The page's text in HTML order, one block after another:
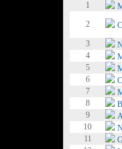
1
2
3
4
5
6
7
8
9
10
11